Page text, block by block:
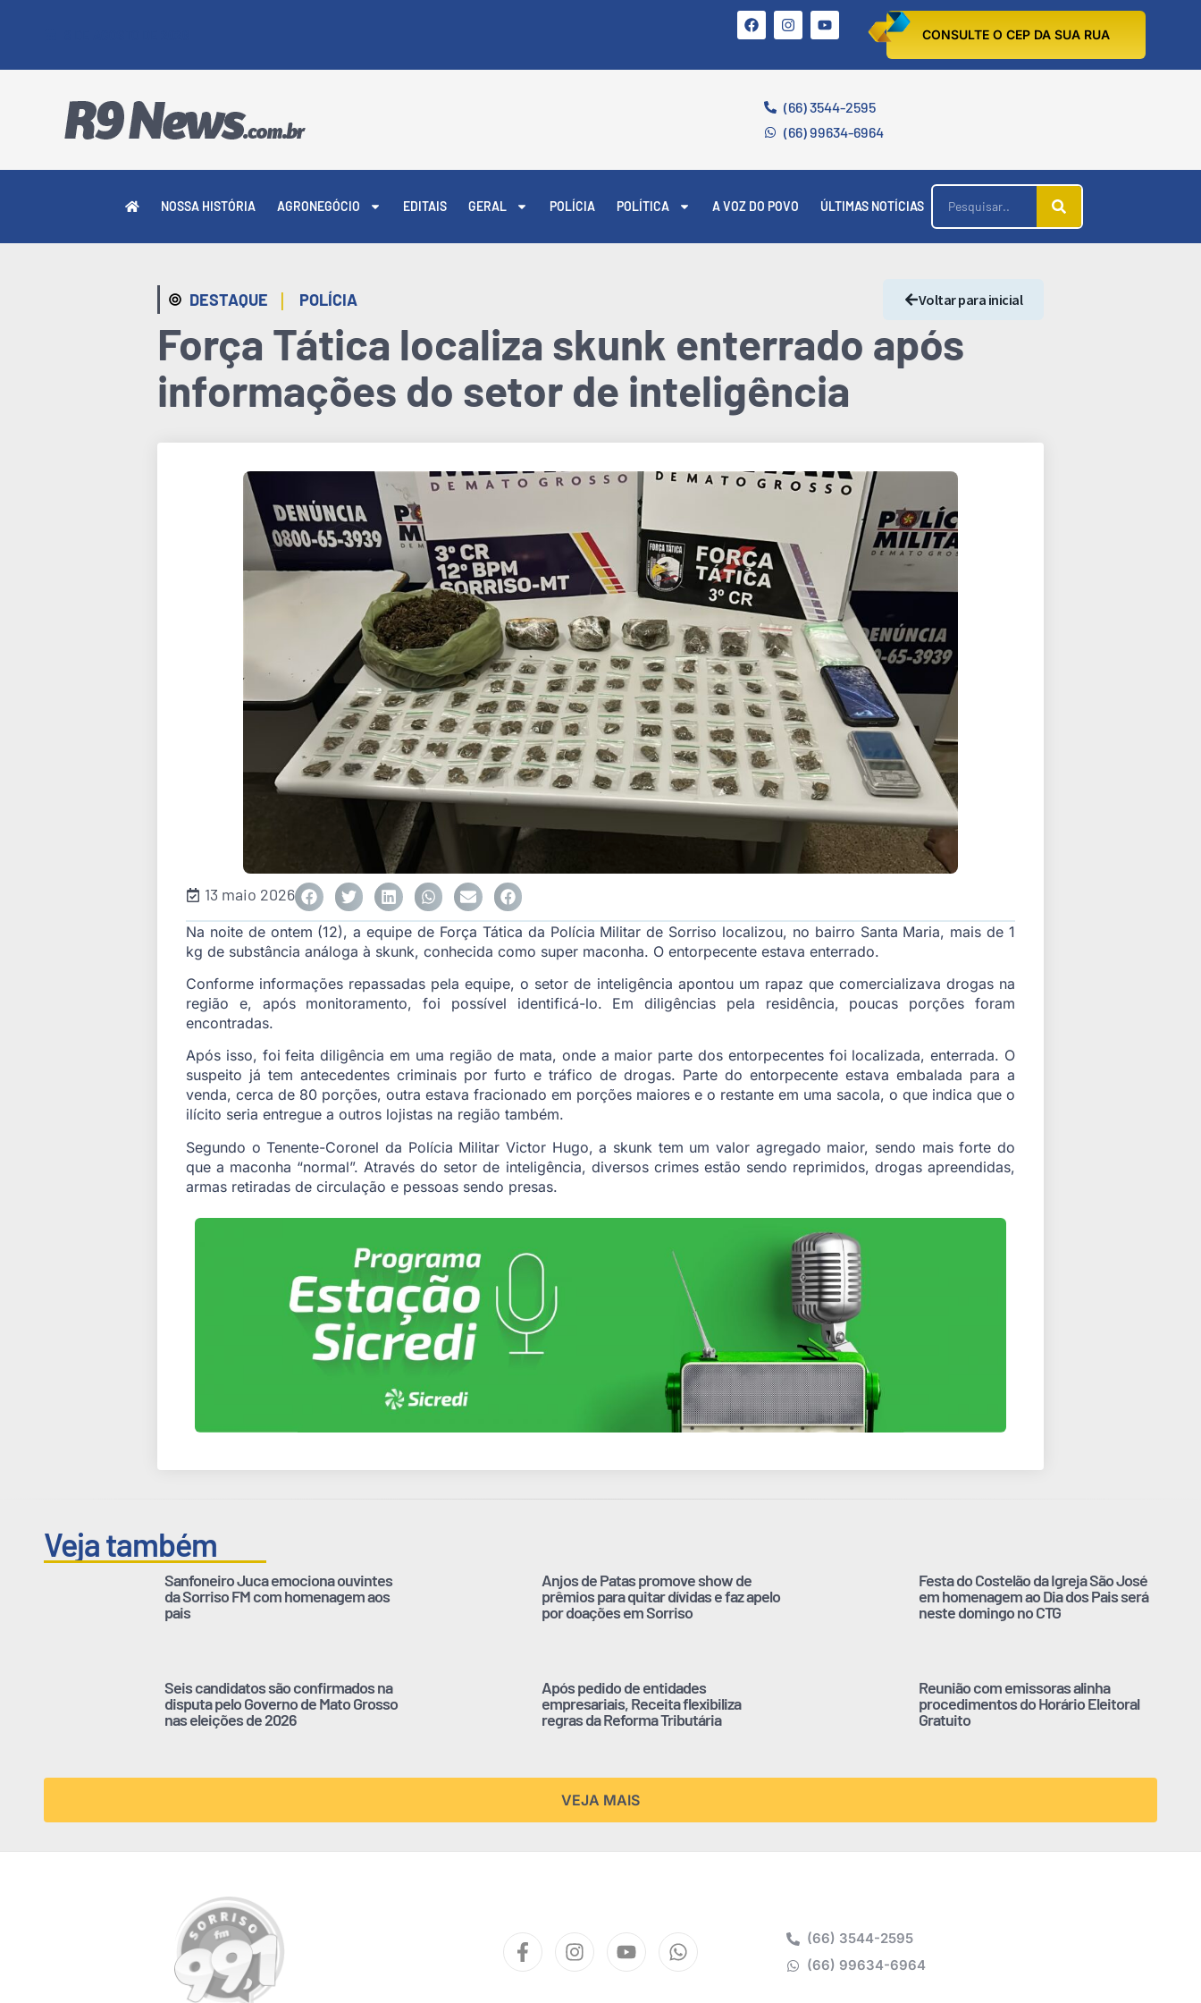
CONSULTE O CEP DA SUA RUA
(66) 3544-2595
(66) 99634-6964
NOSSA HISTÓRIA AGRONEGÓCIO EDITAIS GERAL POLÍCIA POLÍTICA A VOZ DO POVO ÚLTIMAS NOTÍCIAS
DESTAQUE | POLÍCIA Voltar para inicial
Força Tática localiza skunk enterrado após
informações do setor de inteligência
13 maio 2026
Na noite de ontem (12), a equipe de Força Tática da Polícia Militar de Sorriso localizou, no bairro Santa Maria, mais de 1
kg de substância análoga à skunk, conhecida como super maconha. O entorpecente estava enterrado.
Conforme informações repassadas pela equipe, o setor de inteligência apontou um rapaz que comercializava drogas na
região e, após monitoramento, foi possível identificá-lo. Em diligências pela residência, poucas porções foram
encontradas.
Após isso, foi feita diligência em uma região de mata, onde a maior parte dos entorpecentes foi localizada, enterrada. O
suspeito já tem antecedentes criminais por furto e tráfico de drogas. Parte do entorpecente estava embalada para a
venda, cerca de 80 porções, outra estava fracionado em porções maiores e o restante em uma sacola, o que indica que o
ilícito seria entregue a outros lojistas na região também.
Segundo o Tenente-Coronel da Polícia Militar Victor Hugo, a skunk tem um valor agregado maior, sendo mais forte do
que a maconha “normal”. Através do setor de inteligência, diversos crimes estão sendo reprimidos, drogas apreendidas,
armas retiradas de circulação e pessoas sendo presas.
Veja também
Sanfoneiro Juca emociona ouvintes
da Sorriso FM com homenagem aos
pais
Anjos de Patas promove show de
prêmios para quitar dívidas e faz apelo
por doações em Sorriso
Festa do Costelão da Igreja São José
em homenagem ao Dia dos Pais será
neste domingo no CTG
Seis candidatos são confirmados na
disputa pelo Governo de Mato Grosso
nas eleições de 2026
Após pedido de entidades
empresariais, Receita flexibiliza
regras da Reforma Tributária
Reunião com emissoras alinha
procedimentos do Horário Eleitoral
Gratuito
VEJA MAIS
(66) 3544-2595
(66) 99634-6964